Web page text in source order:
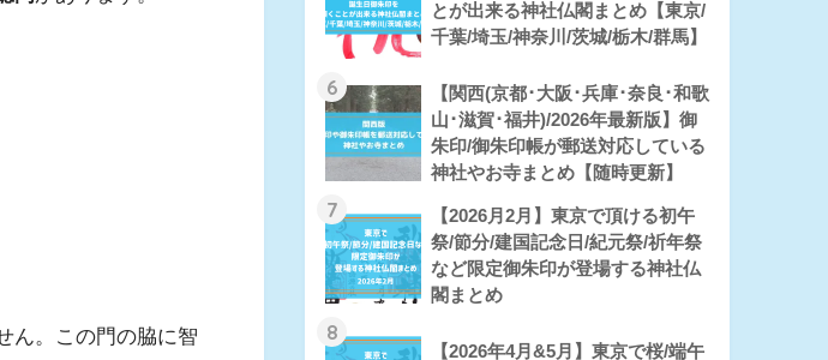
ん。この門の脇に智
とが出来る神社仏閣まとめ【東京/
千葉/埼玉/神奈川/茨城/栃木/群馬】
6
【関西(京都･大阪･兵庫･奈良･和歌
山･滋賀･福井)/2026年最新版】御
朱印/御朱印帳が郵送対応している
神社やお寺まとめ【随時更新】
7
【2026月2月】東京で頂ける初午
祭/節分/建国記念日/紀元祭/祈年祭
など限定御朱印が登場する神社仏
閣まとめ
8
【2026年4月&5月】東京で桜/端午